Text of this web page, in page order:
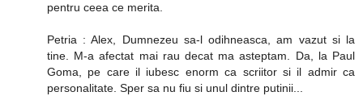
pentru ceea ce merita.
Petria : Alex, Dumnezeu sa-l odihneasca, am vazut si la
tine. M-a afectat mai rau decat ma asteptam. Da, la Paul
Goma, pe care il iubesc enorm ca scriitor si il admir ca
personalitate. Sper sa nu fiu si unul dintre putinii...